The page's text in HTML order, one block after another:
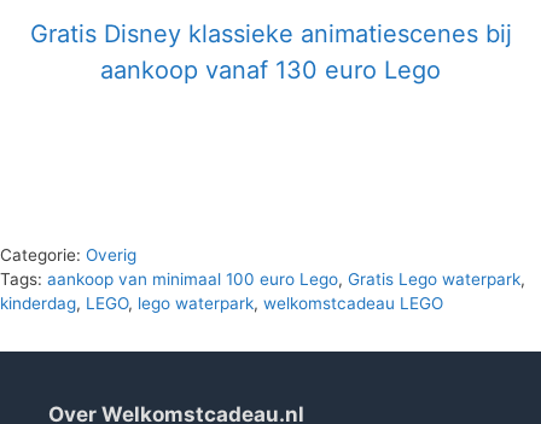
Gratis Disney klassieke animatiescenes bij
aankoop vanaf 130 euro Lego
Categorie: Overig
Tags: aankoop van minimaal 100 euro Lego, Gratis Lego waterpark,
kinderdag, LEGO, lego waterpark, welkomstcadeau LEGO
Over Welkomstcadeau.nl